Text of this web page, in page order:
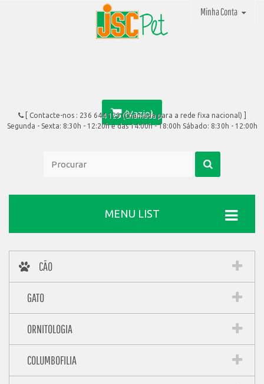
Minha Conta
(Vazio)
[ Contacte-nos : 236 644 129 (Chamada para a rede fixa nacional)
Segunda - Sexta: 8:30h - 12:20h e das 14:00h - 18:00h Sábado: 8:30h - 12:00h
MENU LIST
CÃO
GATO
ORNITOLOGIA
COLUMBOFILIA